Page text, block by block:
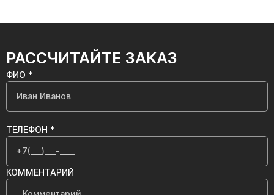
РАССЧИТАЙТЕ ЗАКАЗ
ФИО *
ТЕЛЕФОН *
КОММЕНТАРИЙ